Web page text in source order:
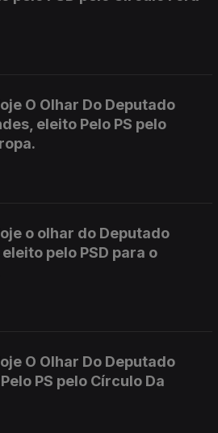
O Olhar Do Deputado
eleito Pelo PS pelo
o olhar do Deputado
pelo PSD para o
O Olhar Do Deputado
PS pelo Círculo Da